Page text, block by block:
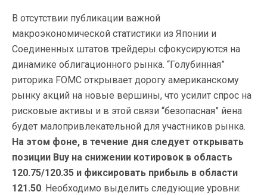
В отсутствии публикации важной
макроэкономической статистики из Японии и
Соединенных штатов трейдеры сфокусируются на
динамике облигационного рынка. “Голубинная”
риторика FOMC открывает дорогу американскому
рынку акций на новые вершины, что усилит спрос на
рисковые активы и в этой связи “безопасная” йена
будет малопривлекательной для участников рынка.
На этом фоне, в течение дня следует открывать
позиции Buy на снижении котировок в область
120.75/120.35 и фиксировать прибыль в области
121.50. Необходимо выделить следующие уровни: